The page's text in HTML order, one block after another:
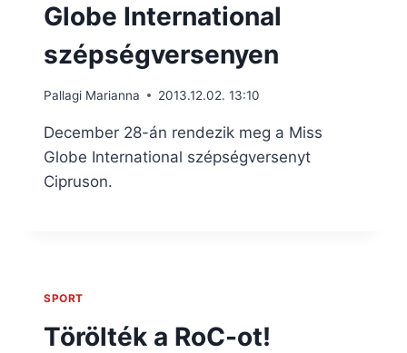
Globe International
szépségversenyen
Pallagi Marianna 2013.12.02. 13:10
December 28-án rendezik meg a Miss
Globe International szépségversenyt
Cipruson.
SPORT
Törölték a RoC-ot!